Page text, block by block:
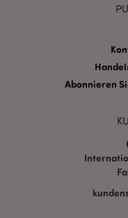
Abonnieren
PHPSESSID